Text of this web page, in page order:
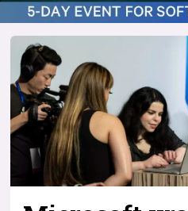
suksesshistorier
Bli firmapartner